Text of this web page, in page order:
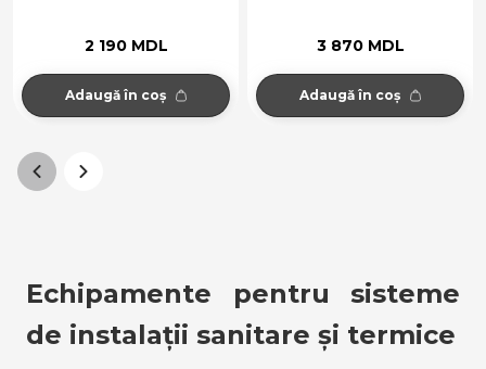
2 190 MDL
Adaugă în coș
3 870 MDL
Adaugă în coș
Echipamente pentru sisteme
de instalații sanitare și termice